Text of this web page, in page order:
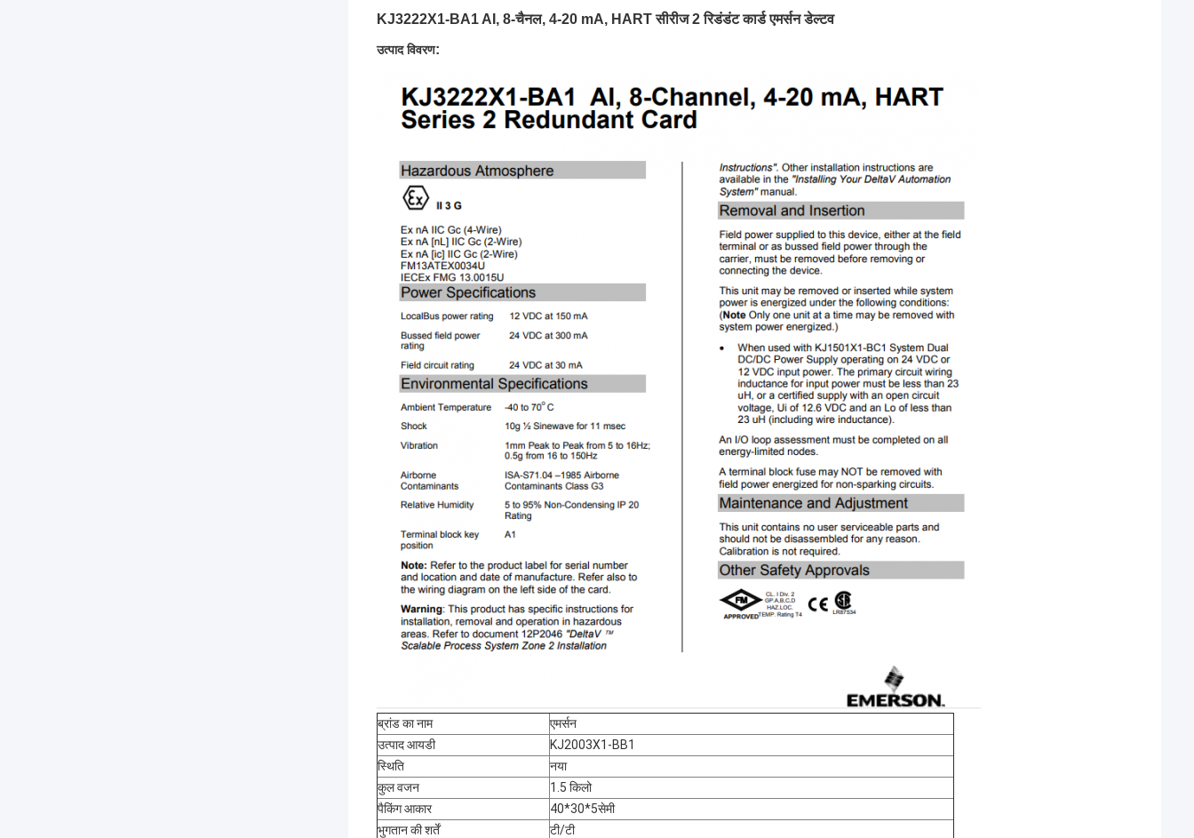
KJ3222X1-BA1 AI, 8-चैनल, 4-20 mA, HART सीरीज 2 रिडंडंट कार्ड एमर्सन डेल्टव
उत्पाद विवरण:
ब्रांड का नाम
एमर्सन
उत्पाद आयडी
KJ2003X1-BB1
स्थिति
नया
कुल वजन
1.5 किलो
पैकिंग आकार
40*30*5सेमी
भुगतान की शर्तें
टी/टी